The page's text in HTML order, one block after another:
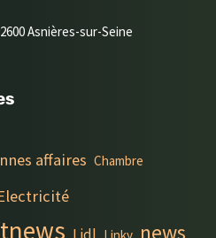
Asnières-sur-Seine
affaires Chambre
Linky news